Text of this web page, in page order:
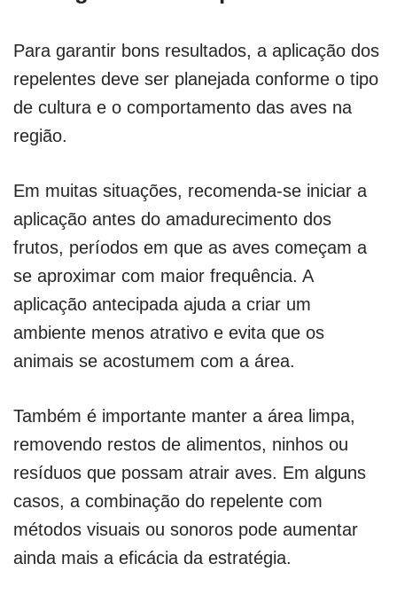
Para garantir bons resultados, a aplicação dos
repelentes deve ser planejada conforme o tipo
de cultura e o comportamento das aves na
região.
Em muitas situações, recomenda-se iniciar a
aplicação antes do amadurecimento dos
frutos, períodos em que as aves começam a
se aproximar com maior frequência. A
aplicação antecipada ajuda a criar um
ambiente menos atrativo e evita que os
animais se acostumem com a área.
Também é importante manter a área limpa,
removendo restos de alimentos, ninhos ou
resíduos que possam atrair aves. Em alguns
casos, a combinação do repelente com
métodos visuais ou sonoros pode aumentar
ainda mais a eficácia da estratégia.